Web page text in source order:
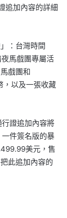
追加內容的詳細
：台灣時間
馬戲團專屬活
戲團和
，以及一張收藏
證追加內容將
件簽名版的暴
美元，售
此追加內容的